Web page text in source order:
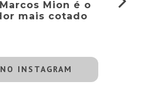
Mion é o
mais cotado
INSTAGRAM